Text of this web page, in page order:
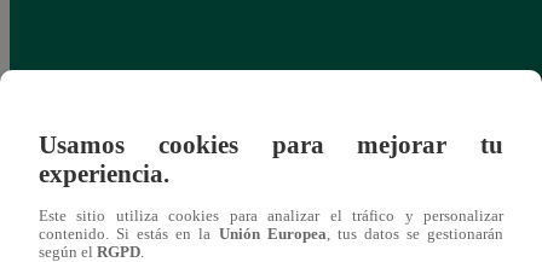
Usamos cookies para mejorar tu
experiencia.
Este sitio utiliza cookies para analizar el tráfico y personalizar
contenido. Si estás en la Unión Europea , tus datos se gestionarán
según el RGPD